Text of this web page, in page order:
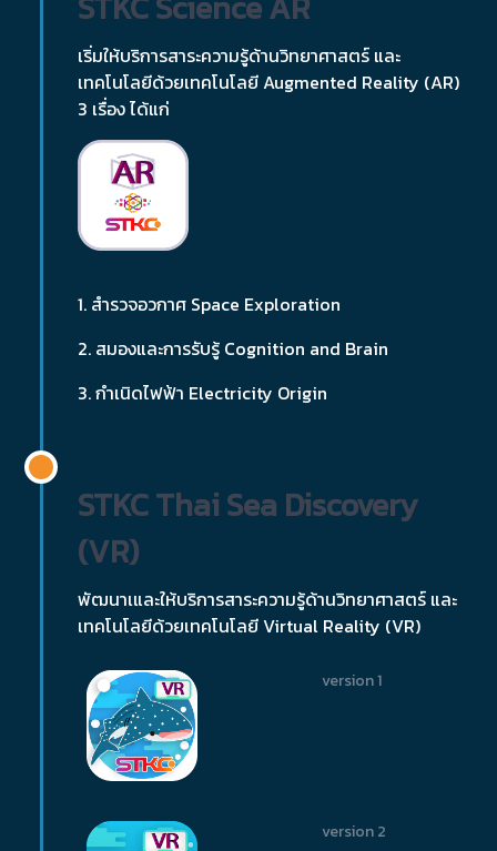
เริ่มให้บริการสาระความรู้ด้านวิทยาศาสตร์ และ
เทคโนโลยีด้วยเทคโนโลยี Augmented Reality (AR)
3 เรื่อง ได้แก่
1. สำรวจอวกาศ Space Exploration
2. สมองและการรับรู้ Cognition and Brain
3. กำเนิดไฟฟ้า Electricity Origin
STKC Thai Sea Discovery
(VR)
พัฒนาเและให้บริการสาระความรู้ด้านวิทยาศาสตร์ และ
เทคโนโลยีด้วยเทคโนโลยี Virtual Reality (VR)
version 1
version 2